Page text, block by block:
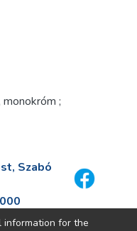
;
Szabó
information for the